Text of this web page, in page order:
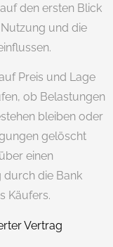
den ersten Blick
und die
Preis und Lage
ob Belastungen
bleiben oder
gelöscht
einen
durch die Bank
Käufers.
Vertrag